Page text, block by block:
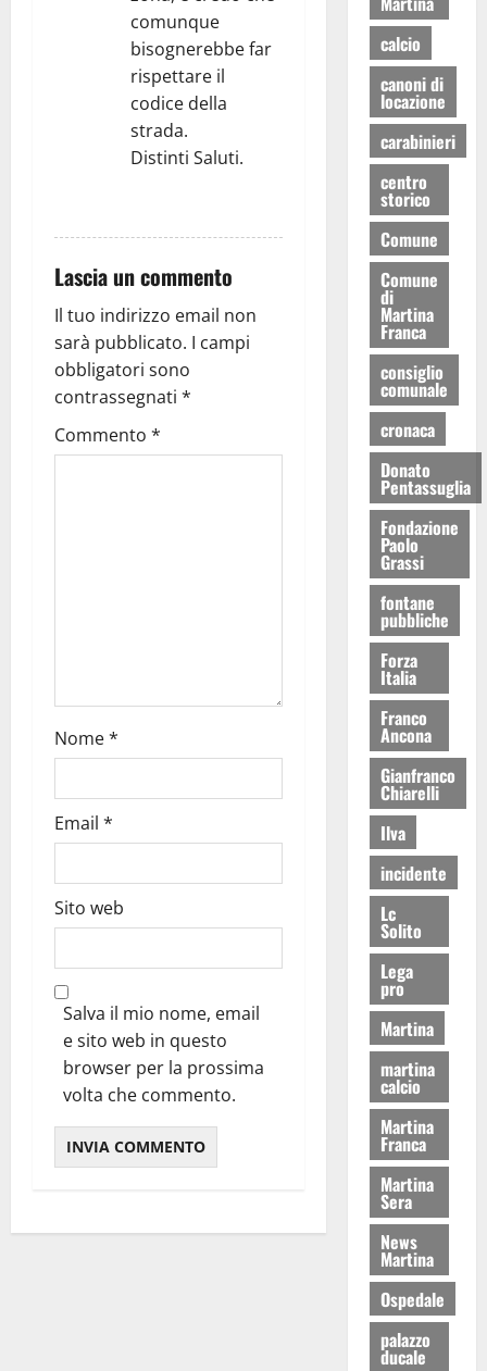
comunque
bisognerebbe far
rispettare il
codice della
strada.
Distinti Saluti.
Lascia un commento
Il tuo indirizzo email non
sarà pubblicato. I campi
obbligatori sono
contrassegnati *
Commento *
Nome*
Email *
Sito web
Salva il mio nome, email
e sito web in questo
browser per la prossima
volta che commento.
calcio
canoni di
locazione
carabinieri
centro
storico
Comune
Comune
di
Martina
Franca
consiglio
comunale
cronaca
Donato
Pentassuglia
Fondazione
Paolo
Grassi
fontane
pubbliche
Forza
Italia
Franco
Ancona
Gianfranco
Chiarelli
Ilva
incidente
Lc
Solito
Lega
pro
Martina
martina
calcio
Martina
Franca
Martina
Sera
News
Martina
Ospedale
palazzo
ducale